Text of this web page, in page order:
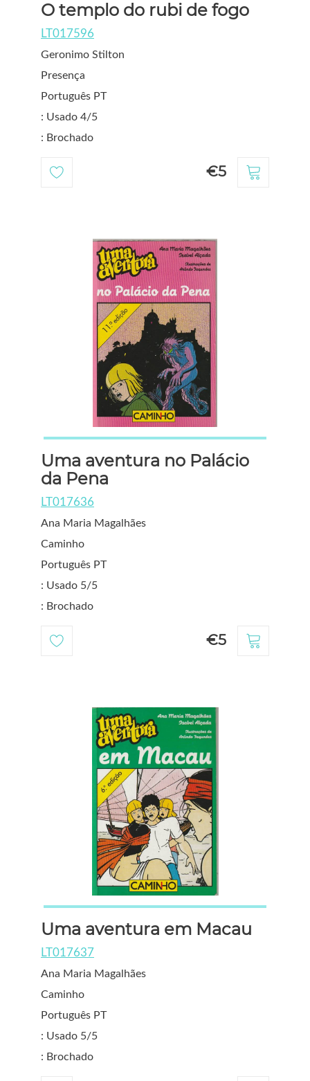
O templo do rubi de fogo
LT017596
Geronimo Stilton
Presença
Português PT
: Usado 4/5
: Brochado
€5
Uma aventura no Palácio
da Pena
LT017636
Ana Maria Magalhães
Caminho
Português PT
: Usado 5/5
: Brochado
€5
Uma aventura em Macau
LT017637
Ana Maria Magalhães
Caminho
Português PT
: Usado 5/5
: Brochado